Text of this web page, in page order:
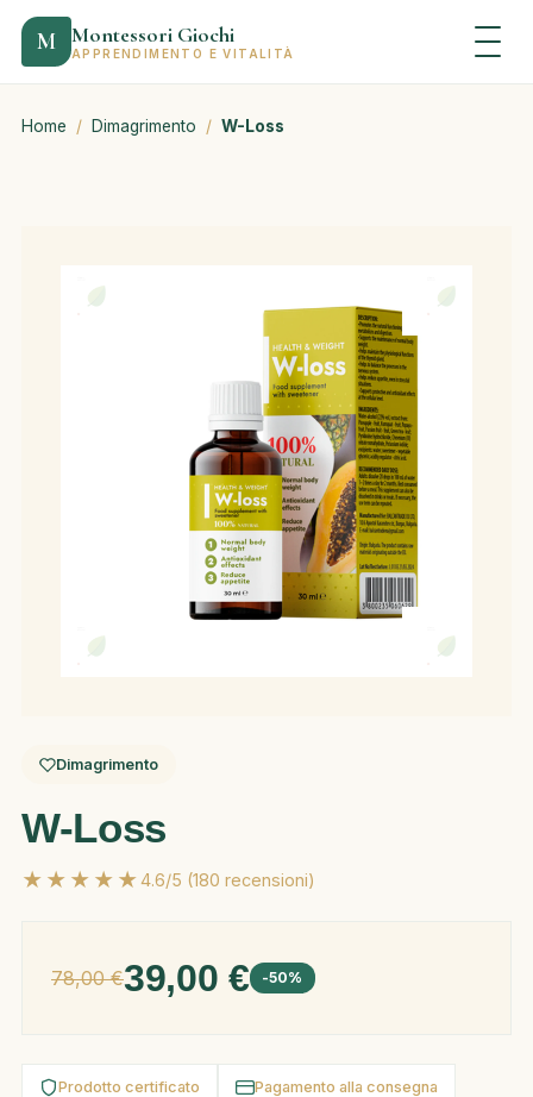
M Montessori Giochi
APPRENDIMENTO E VITALITÀ
Home / Dimagrimento / W-Loss
Dimagrimento
W-Loss
★★★★★4.6/5 (180 recensioni)
78,00 €39,00 € -50%
Prodotto certificato Pagamento alla consegna